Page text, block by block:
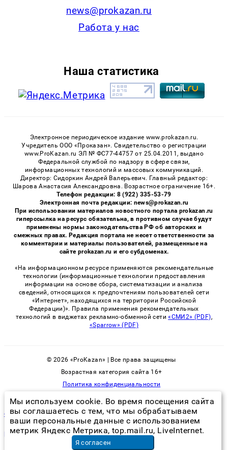
news@prokazan.ru
Работа у нас
Наша статистика
Электронное периодическое издание www.prokazan.ru.
Учредитель ООО «Проказан». Cвидетельство о регистрации
www.ProKazan.ru ЭЛ № ФС77-44757 от 25.04.2011, выдано
Федеральной службой по надзору в сфере связи,
информационных технологий и массовых коммуникаций.
Директор: Сидоркин Андрей Валерьевич. Главный редактор:
Шарова Анастасия Александровна. Возрастное ограничение 16+.
Телефон редакции: 8 (922) 335-53-79
Электронная почта редакции: news@prokazan.ru
При использовании материалов новостного портала prokazan.ru
гиперссылка на ресурс обязательна, в противном случае будут
применены нормы законодательства РФ об авторских и
смежных правах. Редакция портала не несет ответственности за
комментарии и материалы пользователей, размещенные на
сайте prokazan.ru и его субдоменах.
«На информационном ресурсе применяются рекомендательные
технологии (информационные технологии предоставления
информации на основе сбора, систематизации и анализа
сведений, относящихся к предпочтениям пользователей сети
«Интернет», находящихся на территории Российской
Федерации)». Правила применения рекомендательных
технологий в виджетах рекламно-обменной сети«СМИ2» (PDF),
«Sparrow» (PDF)
© 2026 «ProKazan» | Все права защищены
Возрастная категория сайта 16+
Политика конфиденциальности
служба по уничтожению насекомых
расценки на кровельные работы металлочерепицав
Мы используем cookie. Во время посещения сайта
вы соглашаетесь с тем, что мы обрабатываем
ваши персональные данные с использованием
метрик Яндекс Метрика, top.mail.ru, LiveInternet.
Я согласен